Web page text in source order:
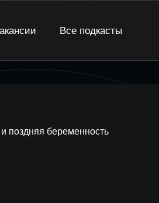
Все подкасты
поздняя беременность